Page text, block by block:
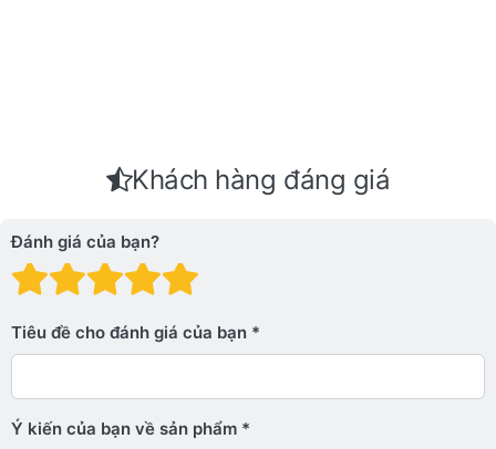
Khách hàng đáng giá
Đánh giá của bạn?
Đánh giá: 4 trên 5
Đánh giá: 3 trên 5 sao.
Đánh giá: 2 trên 5 sao.
Đánh giá: 1 trên 5 sao. Xấu
Tiêu đề cho đánh giá của bạn
Ý kiến ​​của bạn về sản phẩm